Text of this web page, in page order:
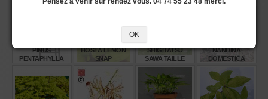
PINUS
PENTAPHYLLA
REF:21020259
2.140,00€
HOSTA LEMON
SNAP
14,00€
SHIGITATSU
SAWA TAILLE
BABY
32,00€
NANDINA
DOMESTICA
16,50 €
OK